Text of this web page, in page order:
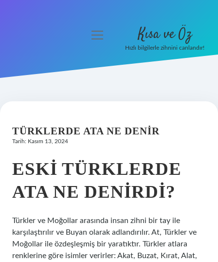
Hakkımızda
menüyü
Kısa ve Öz
Hızlı bilgilerle zihnini canlandır!
TÜRKLERDE ATA NE DENIR
Tarih: Kasım 13, 2024
ESKI TÜRKLERDE
ATA NE DENIRDI?
Türkler ve Moğollar arasında insan zihni bir tay ile
karşılaştırılır ve Buyan olarak adlandırılır. At, Türkler ve
Moğollar ile özdeşleşmiş bir yaratıktır. Türkler atlara
renklerine göre isimler verirler: Akat, Buzat, Kırat, Alat,